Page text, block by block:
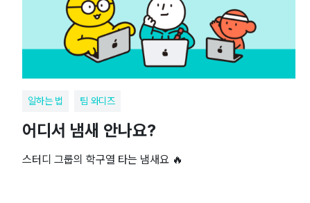
일하는 법 팀 와디즈
어디서 냄새 안나요?
스터디 그룹의 학구열 타는 냄새요 🔥